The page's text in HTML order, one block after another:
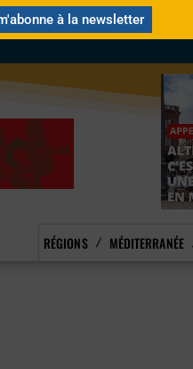
RÉGIONS MÉDITERRANÉE